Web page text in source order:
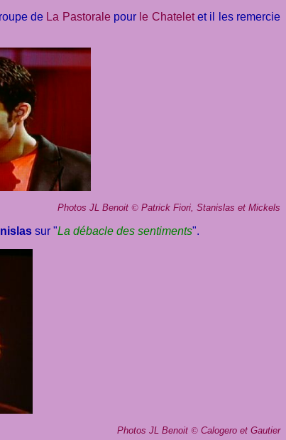
de La Pastoralepour le Chateletet il les remercie
Photos JL Benoit © Patrick Fiori, Stanislas et Mickels
sur "La débacle des sentiments".
Photos JL Benoit © Calogero et Gautier